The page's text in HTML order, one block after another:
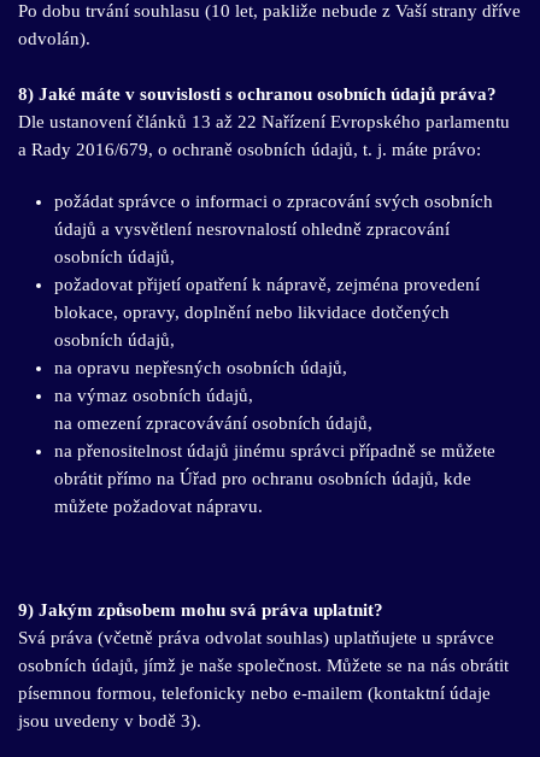
Po dobu trvání souhlasu (10 let, pakliže nebude z Vaší strany dříve
odvolán).
8) Jaké máte v souvislosti s ochranou osobních údajů práva?
Dle ustanovení článků 13 až 22 Nařízení Evropského parlamentu
a Rady 2016/679, o ochraně osobních údajů, t. j. máte právo:
požádat správce o informaci o zpracování svých osobních
údajů a vysvětlení nesrovnalostí ohledně zpracování
osobních údajů,
požadovat přijetí opatření k nápravě, zejména provedení
blokace, opravy, doplnění nebo likvidace dotčených
osobních údajů,
na opravu nepřesných osobních údajů,
na výmaz osobních údajů,
na omezení zpracovávání osobních údajů,
na přenositelnost údajů jinému správci případně se můžete
obrátit přímo na Úřad pro ochranu osobních údajů, kde
můžete požadovat nápravu.
9) Jakým způsobem mohu svá práva uplatnit?
Svá práva (včetně práva odvolat souhlas) uplatňujete u správce
osobních údajů, jímž je naše společnost. Můžete se na nás obrátit
písemnou formou, telefonicky nebo e-mailem (kontaktní údaje
jsou uvedeny v bodě 3).